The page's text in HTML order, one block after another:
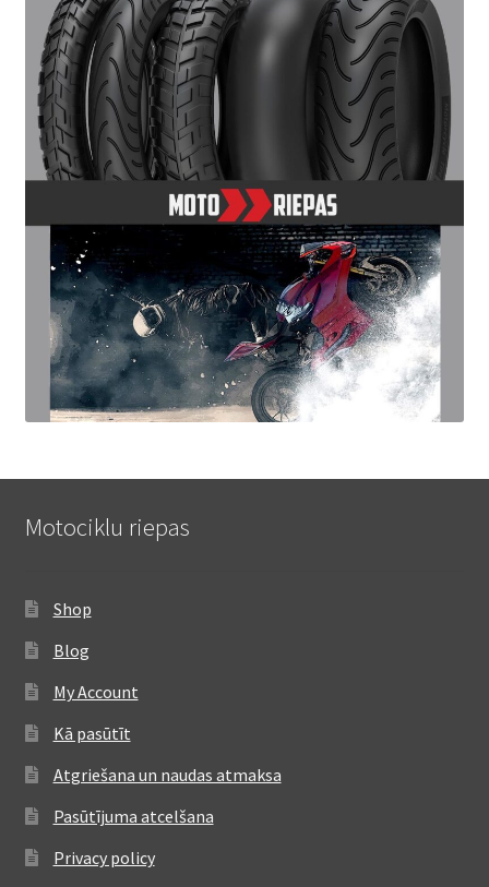
Motociklu riepas
Shop
Blog
My Account
Kā pasūtīt
Atgriešana un naudas atmaksa
Pasūtījuma atcelšana
Privacy policy